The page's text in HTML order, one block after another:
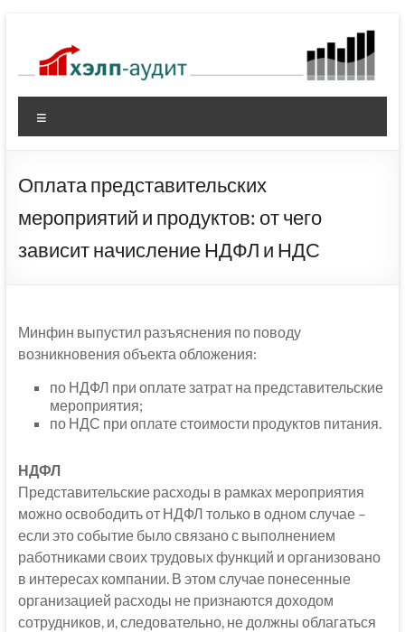
содержимому
Оплата представительских
мероприятий и продуктов: от чего
зависит начисление НДФЛ и НДС
Минфин выпустил разъяснения по поводу
возникновения объекта обложения:
по НДФЛ при оплате затрат на представительские
мероприятия;
по НДС при оплате стоимости продуктов питания.
НДФЛ
Представительские расходы в рамках мероприятия
можно освободить от НДФЛ только в одном случае –
если это событие было связано с выполнением
работниками своих трудовых функций и организовано
в интересах компании. В этом случае понесенные
организацией расходы не признаются доходом
сотрудников, и, следовательно, не должны облагаться